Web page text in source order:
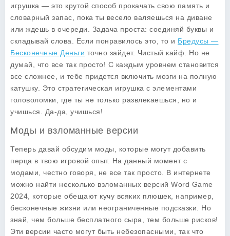
игрушка — это крутой способ прокачать свою память и
словарный запас, пока ты весело валяешься на диване
или ждешь в очереди. Задача проста: соединяй буквы и
складывай слова. Если понравилось это, то и Бредусы —
Бесконечные Деньги точно зайдет. Чистый кайф. Но не
думай, что все так просто! С каждым уровнем становится
все сложнее, и тебе придется включить мозги на полную
катушку. Это стратегическая игрушка с элементами
головоломки, где ты не только развлекаешься, но и
учишься. Да-да, учишься!
Моды и взломанные версии
Теперь давай обсудим моды, которые могут добавить
перца в твою игровой опыт. На данный момент с
модами, честно говоря, не все так просто. В интернете
можно найти несколько взломанных версий Word Game
2024 , которые обещают кучу всяких плюшек, например,
бесконечные жизни или неограниченные подсказки. Но
знай, чем больше бесплатного сыра, тем больше рисков!
Эти версии часто могут быть небезопасными, так что